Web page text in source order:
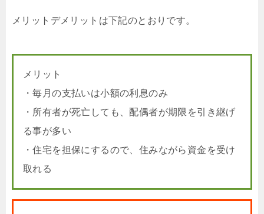
メリットデメリットは下記のとおりです。
メリット
・毎月の支払いは小額の利息のみ
・所有者が死亡しても、配偶者が期限を引き継げ
る事が多い
・住宅を担保にするので、住みながら資金を受け
取れる